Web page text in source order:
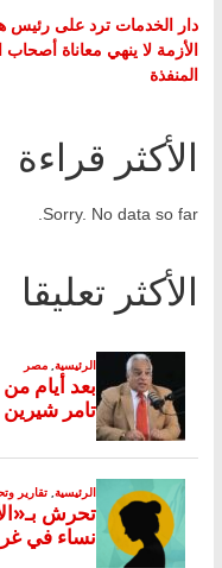
دار الخدمات ترد على رئيس
الأزمة لا ينهي معاناة
المنفذة
الأكثر قراءة
Sorry. No data so far.
الأكثر تعليقا